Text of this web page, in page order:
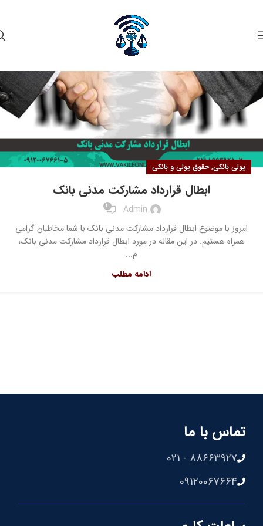
پولی بانکی,حقوق پولی و بانکی
ابطال قرارداد مشارکت مدنی بانک
Admin
4
امروز با موضوع ابطال قرارداد مشارکت مدنی بانک با شما مخاطبان گرامی
همراه هستیم. در این مقاله در مورد ابطال قرارداد مشارکت مدنی بانک،
م...
ادامه مطلب
تماس با ما
88663927 - 021
09120067664